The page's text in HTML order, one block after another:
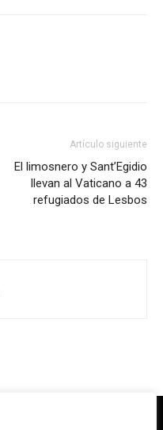
Artículo siguiente
El limosnero y Sant’Egidio
llevan al Vaticano a 43
refugiados de Lesbos